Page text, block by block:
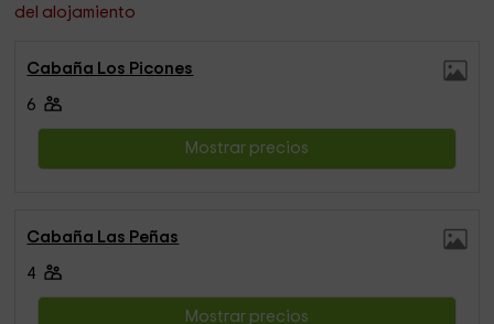
del alojamiento
Cabaña Los Picones
6
Mostrar precios
Cabaña Las Peñas
4
Mostrar precios